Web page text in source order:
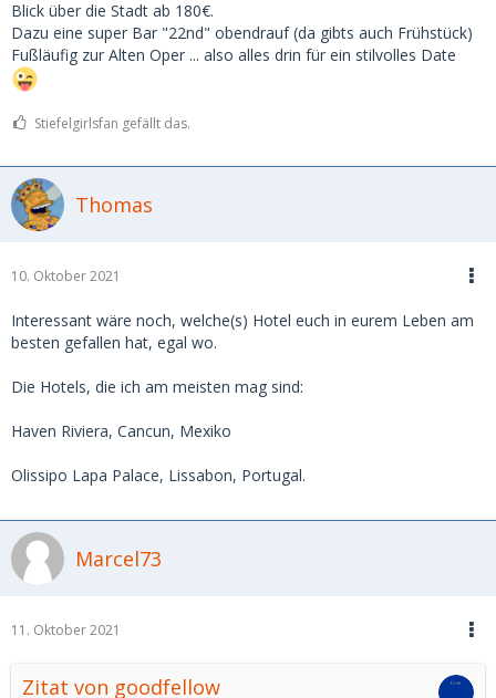
Adina Appartment an der neuen Oper, kleine Suiten mit 2
Zimmern, Mini Balkon, direkt daneben ein Steakhouse und
natürlich die City, Suiten ~ 150 €
H4 Hotel am Rebstock, es gibt dort Familienzimmer, sehr
groß mit Balkon und Blick auf die City im 15ten Stock,
Qualität mittelmässig, aber dafür < 100€
Roomers in der City, Ansprechende Bar und Lounge, sehr
ansprechendes Design , Preis so um die 150€
in der Bar allerdings auch viele Ladies auf der suche nach
sehr günstige Preise
Wochen vorab bucht
Blick über die Stadt ab 180€.
Dazu eine super Bar "22nd" obendrauf (da gibts auch Frühstück)
Fußläufig zur Alten Oper ... also alles drin für ein stilvolles Date
Stiefelgirlsfan gefällt das.
Thomas
10. Oktober 2021
Interessant wäre noch, welche(s) Hotel euch in eurem Leben am
besten gefallen hat, egal wo.
Die Hotels, die ich am meisten mag sind:
Haven Riviera, Cancun, Mexiko
Olissipo Lapa Palace, Lissabon, Portugal.
Marcel73
11. Oktober 2021
Zitat von goodfellow